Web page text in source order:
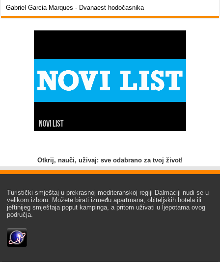
Gabriel Garcia Marques - Dvanaest hodočasnika
Novi list
Slobodna Dalmacija
Net.hr
Dalmacija danas
7 dnevno
24 sata
Index
Hina
Otkrij, nauči, uživaj: sve odabrano za tvoj život!
Turistički smještaj u prekrasnoj mediteranskoj regiji Dalmaciji nudi se u
velikom izboru. Možete birati između apartmana, obiteljskih hotela ili
jeftinijeg smještaja poput kampinga, a pritom uživati u ljepotama ovog
područja.